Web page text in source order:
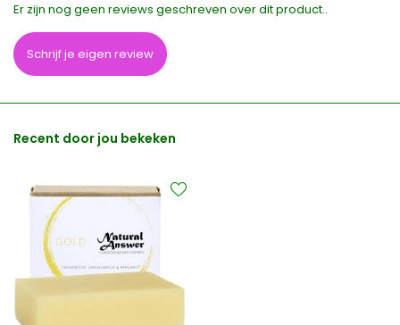
Er zijn nog geen reviews geschreven over dit product..
Schrijf je eigen review
Recent door jou bekeken